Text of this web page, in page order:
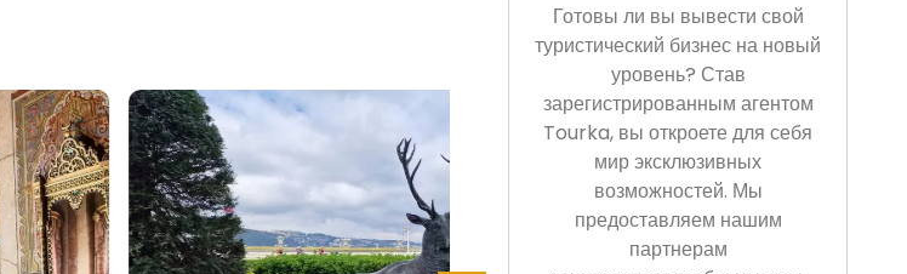
Готовы ли вы вывести свой
туристический бизнес на новый
уровень? Став
зарегистрированным агентом
Tourka, вы откроете для себя
мир эксклюзивных
возможностей. Мы
предоставляем нашим
партнерам